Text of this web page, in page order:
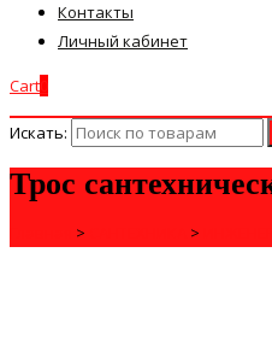
Контакты
Личный кабинет
Cart
Искать:
Трос
> >